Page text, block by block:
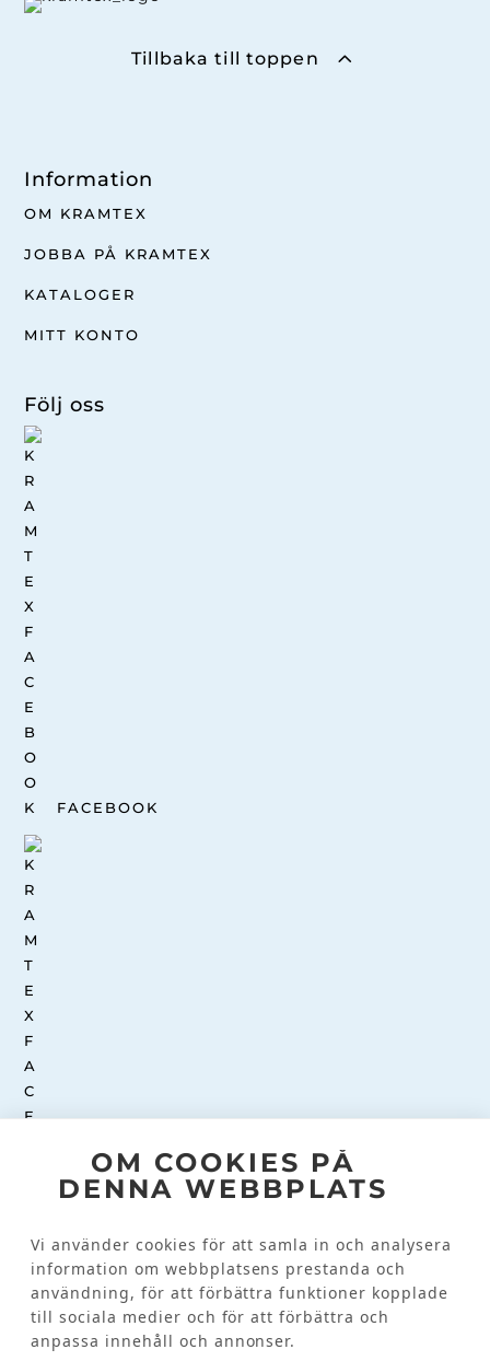
OM COOKIES PÅ
DENNA WEBBPLATS
Vi använder cookies för att samla in och analysera
information om webbplatsens prestanda och
användning, för att förbättra funktioner kopplade
till sociala medier och för att förbättra och
anpassa innehåll och annonser.
Tillbaka till toppen
Information
OM KRAMTEX
JOBBA PÅ KRAMTEX
KATALOGER
MITT KONTO
Följ oss
FACEBOOK
Kundinformation
KONTAKTA OSS